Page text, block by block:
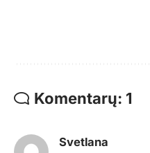
Komentarų: 1
Svetlana